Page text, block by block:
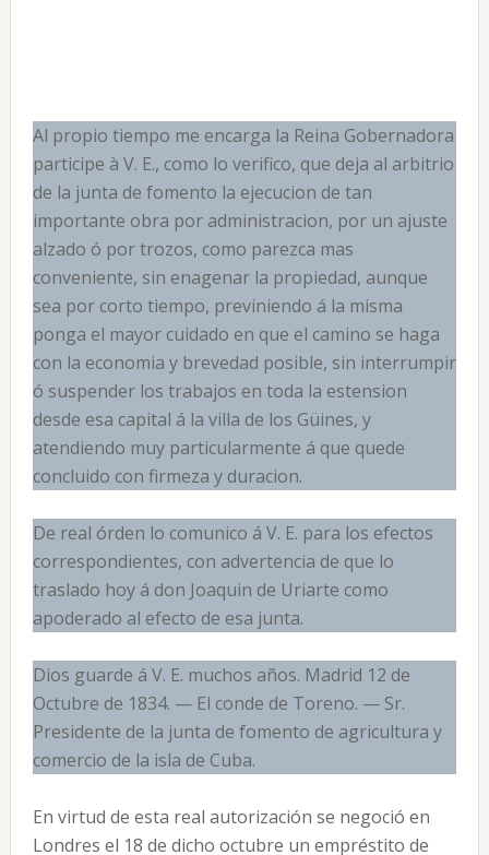
Al propio tiempo me encarga la Reina Gobernadora
participe à V. E., como lo verifico, que deja al arbitrio
de la junta de fomento la ejecucion de tan
importante obra por administracion, por un ajuste
alzado ó por trozos, como parezca mas
conveniente, sin enagenar la propiedad, aunque
sea por corto tiempo, previniendo á la misma
ponga el mayor cuidado en que el camino se haga
con la economia y brevedad posible, sin interrumpir
ó suspender los trabajos en toda la estension
desde esa capital á la villa de los Güines, y
atendiendo muy particularmente á que quede
concluido con firmeza y duracion.
De real órden lo comunico á V. E. para los efectos
correspondientes, con advertencia de que lo
traslado hoy á don Joaquin de Uriarte como
apoderado al efecto de esa junta.
Dios guarde á V. E. muchos años. Madrid 12 de
Octubre de 1834. — El conde de Toreno. — Sr.
Presidente de la junta de fomento de agricultura y
comercio de la isla de Cuba.
En virtud de esta real autorización se negoció en
Londres el 18 de dicho octubre un empréstito de